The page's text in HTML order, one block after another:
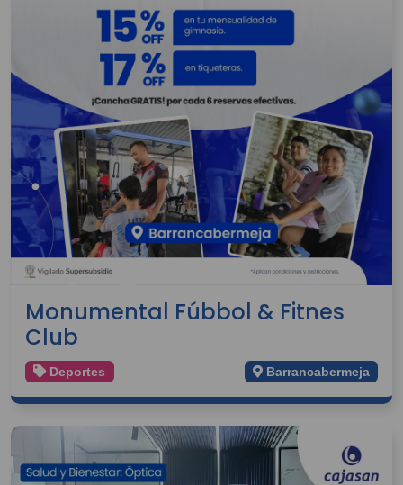
Monumental Fúbbol & Fitnes
Club
Deportes Barrancabermeja